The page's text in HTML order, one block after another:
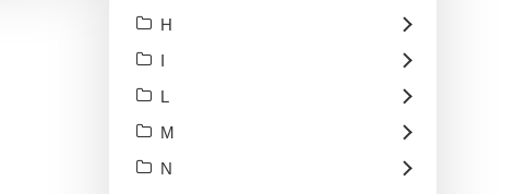
H
I
L
M
N